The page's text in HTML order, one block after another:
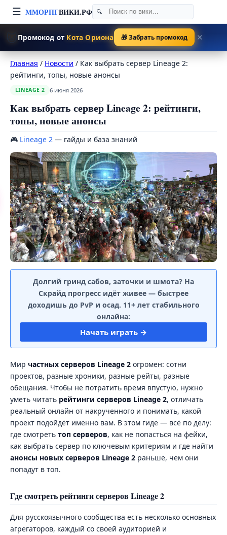
☰ ММОРПГВИКИ.РФ
Промокод от Кота Ориона 🎁 Забрать промокод ✕
Главная / Новости / Как выбрать сервер Lineage 2:
рейтинги, топы, новые анонсы
LINEAGE 2 6 июня 2026
Как выбрать сервер Lineage 2: рейтинги,
топы, новые анонсы
🎮 Lineage 2 — гайды и база знаний
Долгий гринд сабов, заточки и шмота? На
Скрайд прогресс идёт живее — быстрее
доходишь до PvP и осад. 11+ лет стабильного
онлайна:
Начать играть →
Мир частных серверов Lineage 2 огромен: сотни
проектов, разные хроники, разные рейты, разные
обещания. Чтобы не потратить время впустую, нужно
уметь читать рейтинги серверов Lineage 2, отличать
реальный онлайн от накрученного и понимать, какой
проект подойдёт именно вам. В этом гиде — всё по делу:
где смотреть топ серверов, как не попасться на фейки,
как выбрать сервер по ключевым критериям и где найти
анонсы новых серверов Lineage 2 раньше, чем они
попадут в топ.
Где смотреть рейтинги серверов Lineage 2
Для русскоязычного сообщества есть несколько основных
агрегаторов, каждый со своей аудиторией и